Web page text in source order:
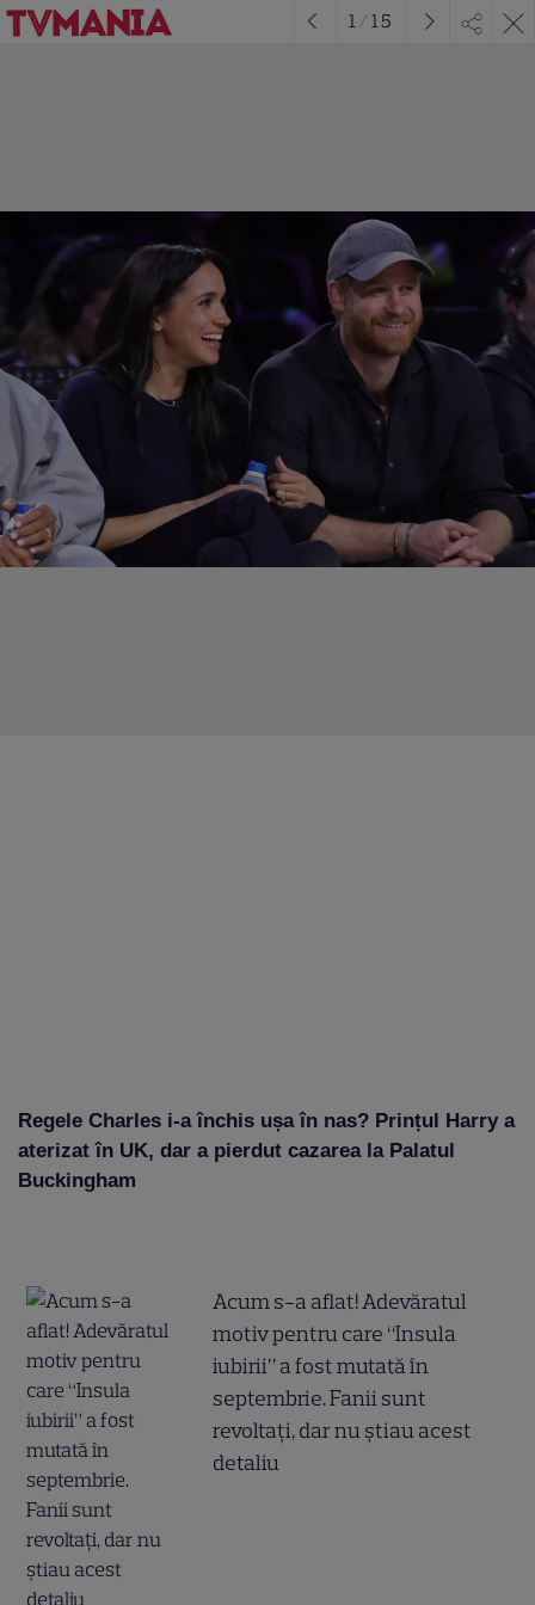
Regele Charles i-a închis ușa în nas? Prințul Harry a
aterizat în UK, dar a pierdut cazarea la Palatul
Buckingham
1/15
Acum s-a aflat! Adevăratul
motiv pentru care “Insula
iubirii” a fost mutată în
septembrie. Fanii sunt
revoltați, dar nu știau acest
detaliu